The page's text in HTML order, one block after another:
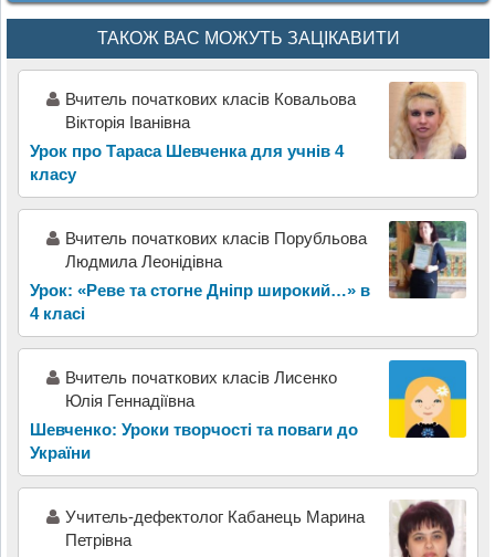
ТАКОЖ ВАС МОЖУТЬ ЗАЦІКАВИТИ
Вчитель початкових класів Ковальова
Вікторія Іванівна
Урок про Тараса Шевченка для учнів 4
класу
Вчитель початкових класів Порубльова
Людмила Леонідівна
Урок: «Реве та стогне Дніпр широкий…» в
4 класі
Вчитель початкових класів Лисенко
Юлія Геннадіївна
Шевченко: Уроки творчості та поваги до
України
Учитель-дефектолог Кабанець Марина
Петрівна